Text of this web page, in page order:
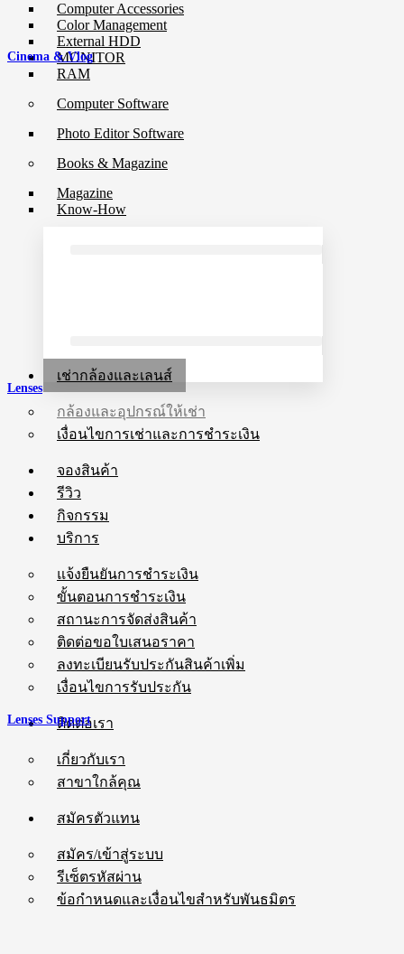
Computer Accessories
Color Management
External HDD
MONITOR
RAM
Computer Software
Photo Editor Software
Books & Magazine
Magazine
Know-How
เช่ากล้องและเลนส์
กล้องและอุปกรณ์ให้เช่า
เงื่อนไขการเช่าและการชำระเงิน
จองสินค้า
รีวิว
กิจกรรม
บริการ
แจ้งยืนยันการชำระเงิน
ขั้นตอนการชำระเงิน
สถานะการจัดส่งสินค้า
ติดต่อขอใบเสนอราคา
ลงทะเบียนรับประกันสินค้าเพิ่ม
เงื่อนไขการรับประกัน
ติดต่อเรา
เกี่ยวกับเรา
สาขาใกล้คุณ
สมัครตัวแทน
สมัคร/เข้าสู่ระบบ
รีเซ็ตรหัสผ่าน
ข้อกำหนดและเงื่อนไขสำหรับพันธมิตร
Cinema & Vlog
Lenses
Lenses Support